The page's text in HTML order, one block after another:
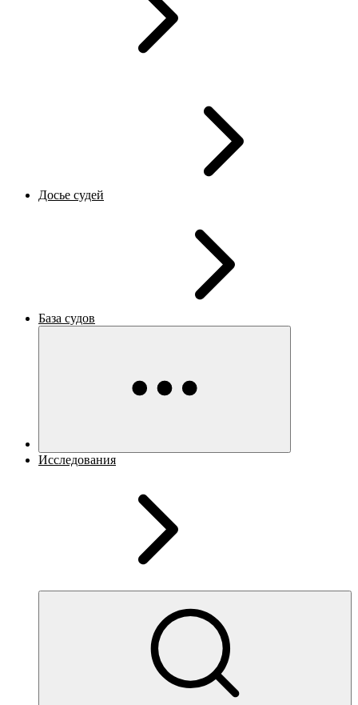
Досье судей
База судов
Исследования